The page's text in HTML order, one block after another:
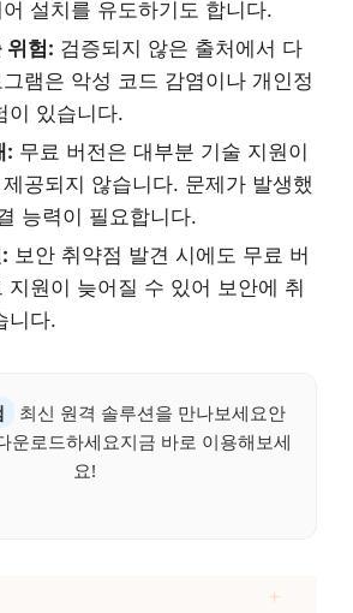
설치를 유도하기도 합니다.
위험: 검증되지 않은 출처에서 다
램은 악성 코드 감염이나 개인정
이 있습니다.
: 무료 버전은 대부분 기술 지원이
공되지 않습니다. 문제가 발생했
능력이 필요합니다.
보안 취약점 발견 시에도 무료 버
지원이 늦어질 수 있어 보안에 취
니다.
최신 원격 솔루션을 만나보세요안
운로드하세요지금 바로 이용해보세
요!